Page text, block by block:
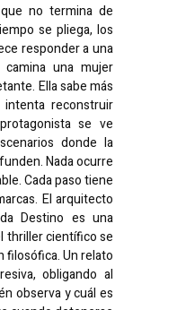
no termina de
se pliega, los
responder a una
una mujer
Ella sabe más
reconstruir
se ve
donde la
Nada ocurre
Cada paso tiene
El arquitecto
Destino es una
thriller científico se
filosófica. Un relato
obligando al
observa y cuál es